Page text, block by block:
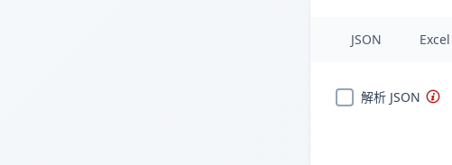
JSON Excel
解析 JSON